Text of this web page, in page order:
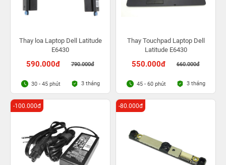
Thay loa Laptop Dell Latitude
E6430
590.000đ 790.000đ
30 - 45 phút 3 tháng
Thay Touchpad Laptop Dell
Latitude E6430
550.000đ 660.000đ
45 - 60 phút 3 tháng
-100.000đ -80.000đ